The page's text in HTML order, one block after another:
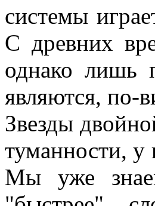
системы
С древних
однако лишь
являются, по-
Звезды
туманности, у
Мы уже